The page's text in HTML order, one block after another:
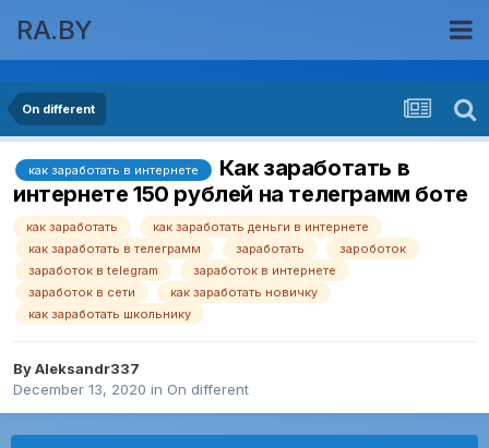
RA.BY
On different
как заработать в интернете
Как заработать в
интернете 150 рублей на телеграмм боте
как заработать
как заработать деньги в интернете
как заработать в телеграмм
заработать
зароботок
заработок в telegram
заработок в интернете
заработок в сети
как заработать новичку
как заработать школьнику
ByAleksandr337
December 13, 2020 in On different